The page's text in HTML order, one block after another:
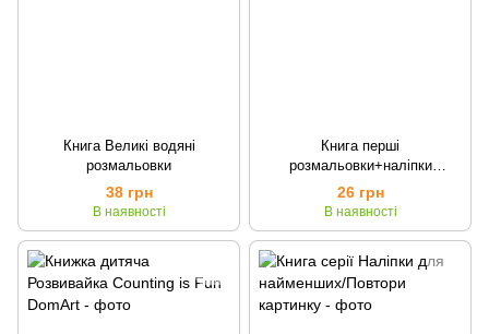
Книга Великі водяні
розмальовки
38 грн
В наявності
Книга перші
розмальовки+наліпки
CrystalBook
26 грн
В наявності